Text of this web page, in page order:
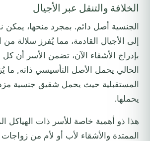
الخلافة والتنقل عبر الأجيال
الجنسية أصل دائم. بمجرد منحها، يمكن
إلى الأجيال القادمة، مما يُفرز سلالة من
بإدراج الأشقاء الآن، تضمن الأسر أن
الحالي يحمل الأصل التأسيسي ذاته, ما
المستقبلية حيث يحمل شقيق جنسية
يحملها.
هذا ذو أهمية خاصة للأسر ذات الهياكل
الممتدة والأشقاء لأب أو لأم من